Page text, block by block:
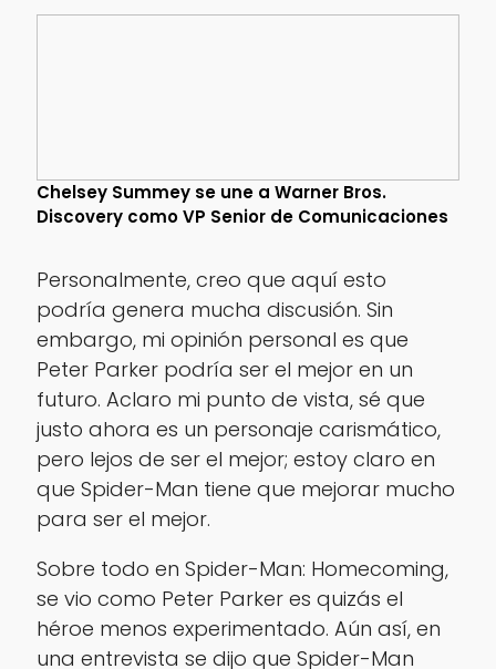
Chelsey Summey se une a Warner Bros.
Discovery como VP Senior de Comunicaciones
Personalmente, creo que aquí esto
podría genera mucha discusión. Sin
embargo, mi opinión personal es que
Peter Parker podría ser el mejor en un
futuro. Aclaro mi punto de vista, sé que
justo ahora es un personaje carismático,
pero lejos de ser el mejor; estoy claro en
que Spider-Man tiene que mejorar mucho
para ser el mejor.
Sobre todo en Spider-Man: Homecoming,
se vio como Peter Parker es quizás el
héroe menos experimentado. Aún así, en
una entrevista se dijo que Spider-Man